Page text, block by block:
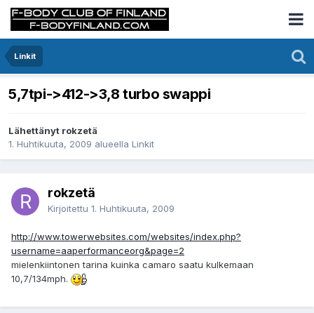
Linkit
5,7tpi->412->3,8 turbo swappi
Lähettänyt rokzetä
1. Huhtikuuta, 2009 alueella Linkit
rokzetä
Kirjoitettu 1. Huhtikuuta, 2009
http://www.towerwebsites.com/websites/index.php?
username=aaperformanceorg&page=2
mielenkiintonen tarina kuinka camaro saatu kulkemaan
10,7/134mph.